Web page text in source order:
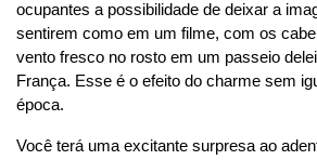
ocupantes a possibilidade de deixar a
sentirem como em um filme, com os
vento fresco no rosto em um passeio
França. Esse é o efeito do charme sem
época.
Você terá uma excitante surpresa ao